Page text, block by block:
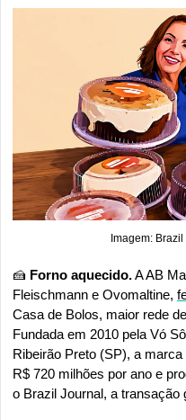
Imagem:
🍰 Forno aquecido. A AB
Fleischmann e Ovomaltine,
Casa de Bolos, maior rede
Fundada em 2010 pela Vó
Ribeirão Preto (SP), a
R$ 720 milhões por ano e
o Brazil Journal, a transação